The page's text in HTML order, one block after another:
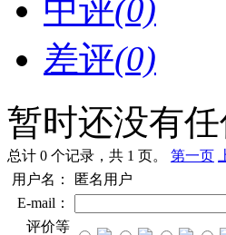
中评(0)
差评(0)
暂时还没有
总计 0 个记录，共 1 页。 第一页
用户名：
匿名用户
E-mail：
评价等